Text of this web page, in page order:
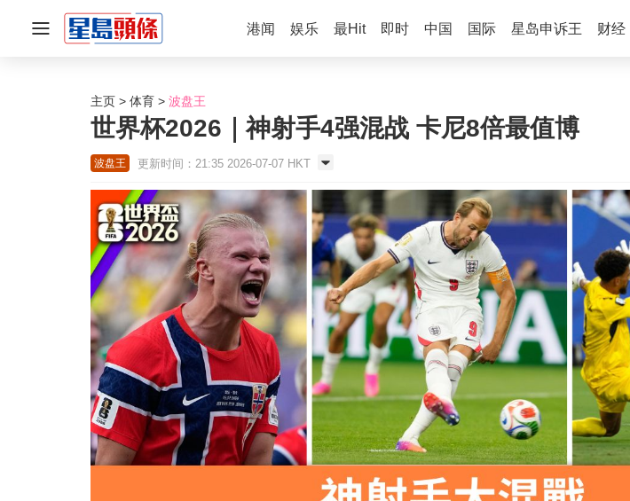
港闻 娱乐 最Hit 即时 中国 国际 星岛申诉王 财经
主页 体育 波盘王
世界杯2026｜神射手4强混战 卡尼8倍最值博
波盘王 更新时间：21:35 2026-07-07 HKT